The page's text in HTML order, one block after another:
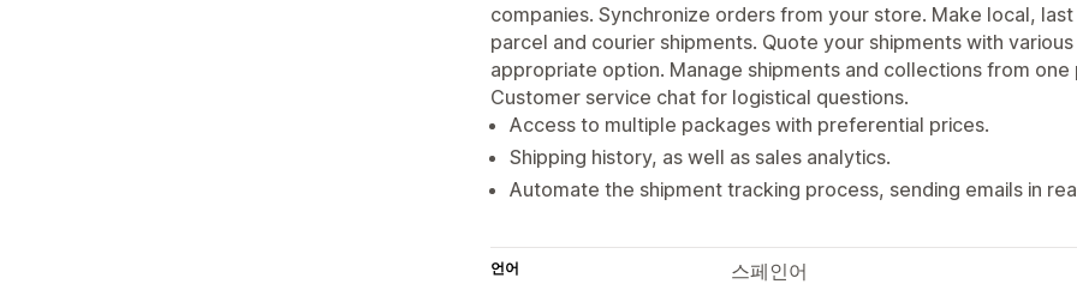
companies. Synchronize orders from your store. Make local,
parcel and courier shipments. Quote your shipments with
appropriate option. Manage shipments and collections from one
Customer service chat for logistical questions.
Access to multiple packages with preferential prices.
Shipping history, as well as sales analytics.
Automate the shipment tracking process, sending emails in
언어
스페인어